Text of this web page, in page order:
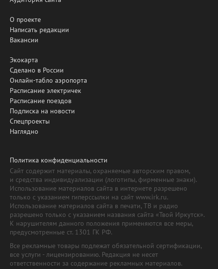
О проекте
Написать редакции
Вакансии
Экокарта
Сделано в России
Онлайн-табло аэропорта
Расписание электричек
Расписание поездов
Подписка на новости
Спецпроекты
Наглядно
Политика конфиденциальности
Сайт содержит материалы, охраняемые авторским правом,
и средства индивидуализации (логотипы, фирменные знаки).
Использование материалов сайта в интернете разрешено
только с указанием гиперссылки на сайт www.irk.ru.
Использование материалов сайта в печати, ТВ и радио
разрешено только с указанием названия сайта «Твой Иркутск».
К нарушителям данного положения применяются все меры,
предусмотренные ст. 1301 ГК РФ.
Все рекламные товары подлежат обязательной сертификации,
все услуги - лицензированию. Редакция не несет
ответственности за содержание рекламных материалов.